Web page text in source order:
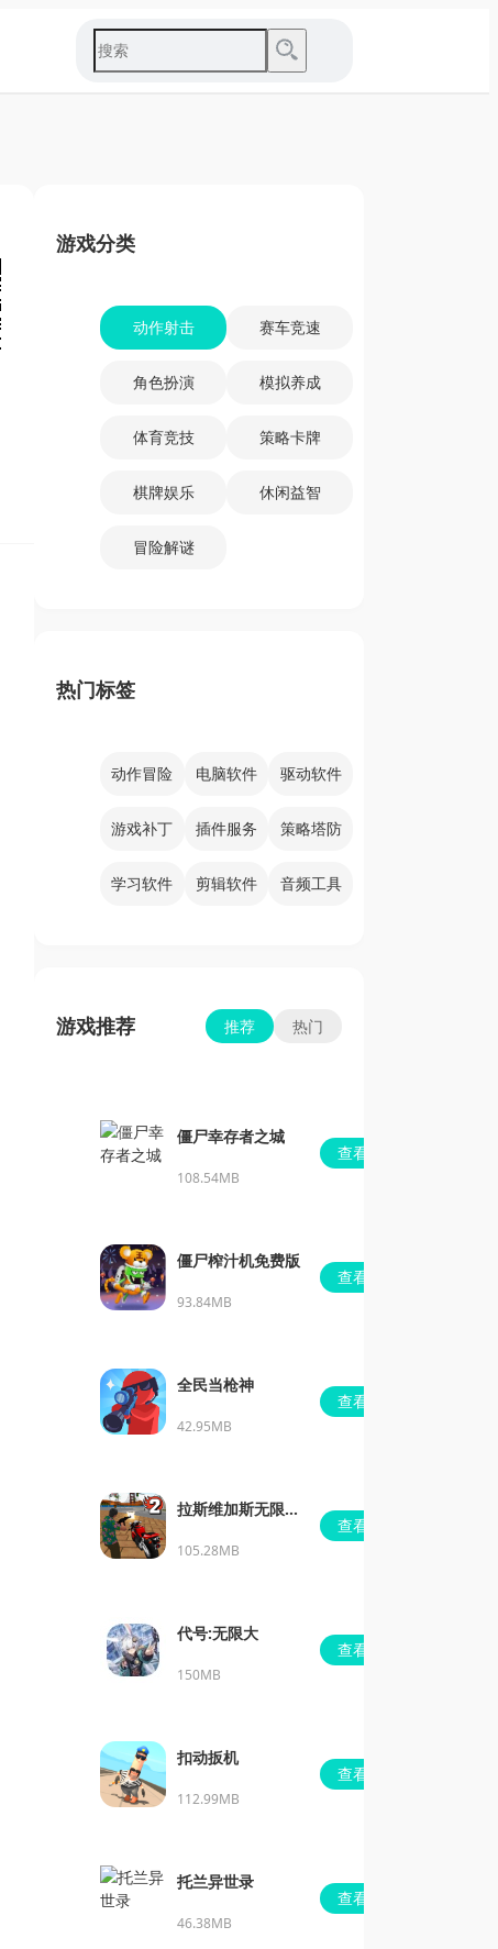
游戏分类
动作射击 赛车竞速
角色扮演 模拟养成
体育竞技 策略卡牌
棋牌娱乐 休闲益智
冒险解谜
热门标签
动作冒险 电脑软件 驱动软件
游戏补丁 插件服务 策略塔防
学习软件 剪辑软件 音频工具
游戏推荐 推荐 热门
僵尸幸存者之城
108.54MB
查看
僵尸榨汁机免费版
93.84MB
查看
全民当枪神
42.95MB
查看
拉斯维加斯无限金
币钻石版下载
105.28MB
查看
代号:无限大
150MB
查看
扣动扳机
112.99MB
查看
托兰异世录
46.38MB
查看